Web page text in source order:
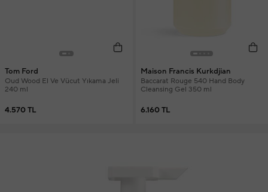
Tom Ford
Oud Wood El Ve Vücut Yıkama Jeli
240 ml
4.570 TL
Maison Francis Kurkdjian
Baccarat Rouge 540 Hand Body
Cleansing Gel 350 ml
6.160 TL